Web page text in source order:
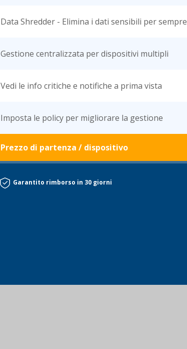
Garantito rimborso in 30 giorni
Data Shredder - Elimina i dati sensibili per sempre
Gestione centralizzata per dispositivi multipli
Vedi le info critiche e notifiche a prima vista
Imposta le policy per migliorare la gestione
Prezzo di partenza / dispositivo